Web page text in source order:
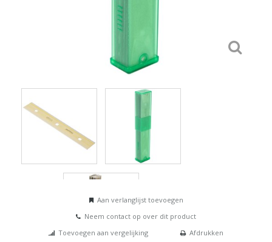
Aan verlanglijst toevoegen
Neem contact op over dit product
Toevoegen aan vergelijking
Afdrukken